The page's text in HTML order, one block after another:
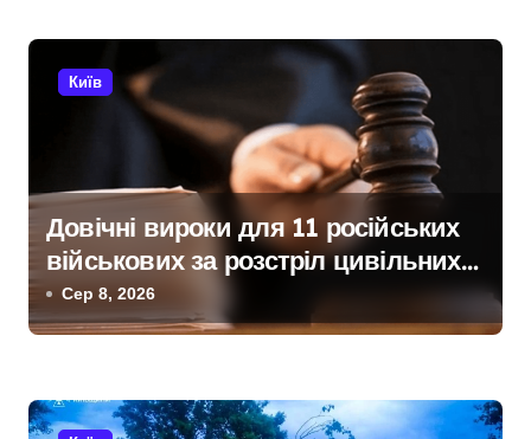
с
Київ
Довічні вироки для 11 російських
військових за розстріл цивільних
на Київщині
Сер 8, 2026